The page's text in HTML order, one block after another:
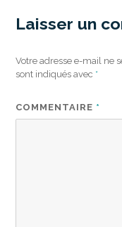
Laisser un
Votre adresse e-mail ne
sont indiqués avec *
COMMENTAIRE *